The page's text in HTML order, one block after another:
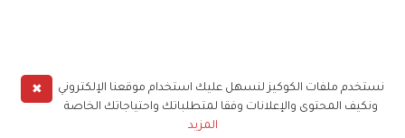
✖
نستخدم ملفات الكوكيز لنسهل عليك استخدام موقعنا الإلكتروني
ونكيف المحتوى والإعلانات وفقا لمتطلباتك واحتياجاتك الخاصة
المزيد